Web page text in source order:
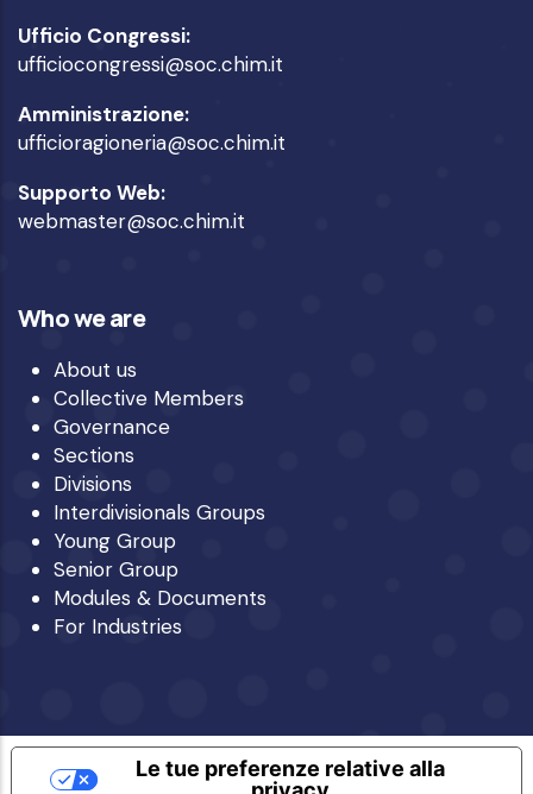
Ufficio Congressi:
ufficiocongressi@soc.chim.it
Amministrazione:
ufficioragioneria@soc.chim.it
Supporto Web:
webmaster@soc.chim.it
Who we are
About us
Collective Members
Governance
Sections
Divisions
Interdivisionals Groups
Young Group
Senior Group
Modules & Documents
For Industries
Le tue preferenze relative alla